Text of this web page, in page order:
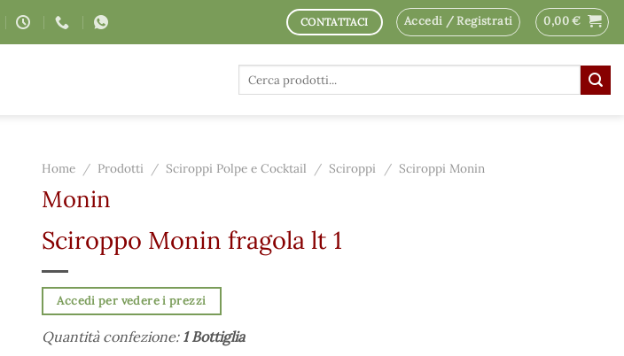
CONTATTACI Accedi / Registrati 0,00€
Cerca:
Home / Prodotti / Sciroppi Polpe e Cocktail / Sciroppi / Sciroppi Monin
Monin
Sciroppo Monin fragola lt 1
Accedi per vedere i prezzi
Quantità confezione: 1 Bottiglia